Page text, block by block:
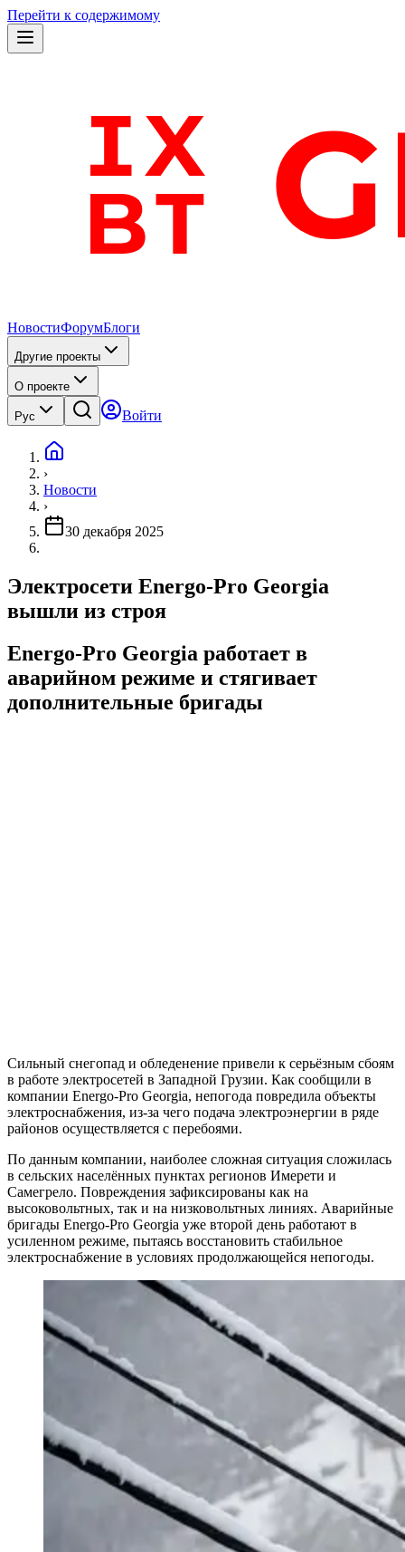
Перейти к содержимому
НовостиФорумБлоги
Другие проекты
О проекте
Рус Войти
›
Новости
›
30 декабря 2025
Электросети Energo-Pro Georgia
вышли из строя
Energo-Pro Georgia работает в
аварийном режиме и стягивает
дополнительные бригады
Сильный снегопад и обледенение привели к серьёзным сбоям
в работе электросетей в Западной Грузии. Как сообщили в
компании Energo-Pro Georgia, непогода повредила объекты
электроснабжения, из-за чего подача электроэнергии в ряде
районов осуществляется с перебоями.
По данным компании, наиболее сложная ситуация сложилась
в сельских населённых пунктах регионов Имерети и
Самегрело. Повреждения зафиксированы как на
высоковольтных, так и на низковольтных линиях. Аварийные
бригады Energo-Pro Georgia уже второй день работают в
усиленном режиме, пытаясь восстановить стабильное
электроснабжение в условиях продолжающейся непогоды.